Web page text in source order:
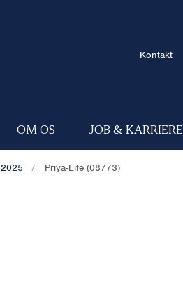
Kontakt
OM OS JOB & KARRIERE
2025 Priya-Life (08773)